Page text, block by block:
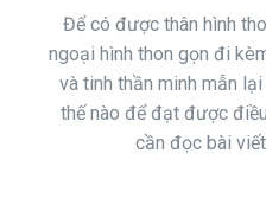
Để có được thân hình
ngoại hình thon gọn đi
và tinh thần minh mẫn
thế nào để đạt được
cần đọc bài